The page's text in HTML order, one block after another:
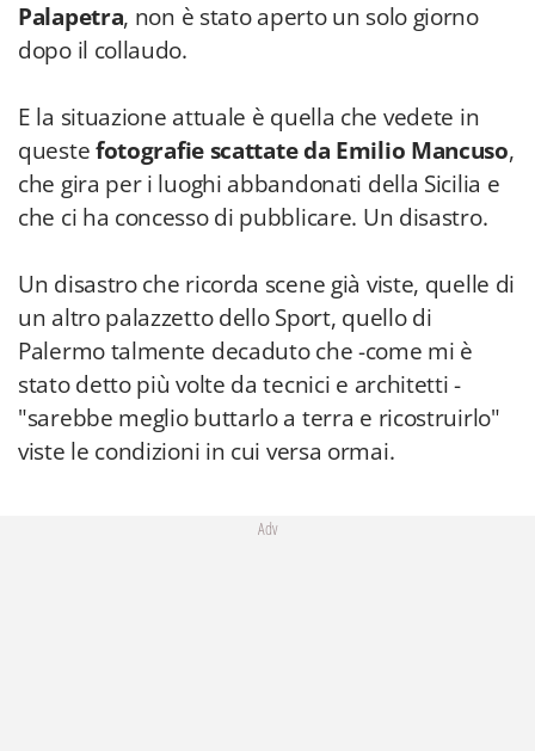
Palapetra, non è stato aperto un solo giorno
dopo il collaudo.
E la situazione attuale è quella che vedete in
questefotografie scattate da Emilio Mancuso,
che gira per i luoghi abbandonati della Sicilia e
che ci ha concesso di pubblicare. Un disastro.
Un disastro che ricorda scene già viste, quelle di
un altro palazzetto dello Sport, quello di
Palermo talmente decaduto che -come mi è
stato detto più volte da tecnici e architetti -
"sarebbe meglio buttarlo a terra e ricostruirlo"
viste le condizioni in cui versa ormai.
Adv